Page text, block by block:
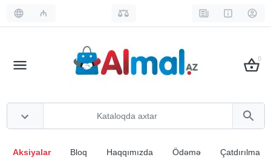
₼
0
Aksiyalar Bloq Haqqımızda Ödəmə Çatdırılma